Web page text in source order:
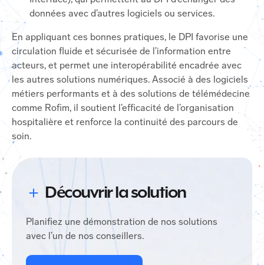
données avec d’autres logiciels ou services.
En appliquant ces bonnes pratiques, le DPI favorise une
circulation fluide et sécurisée de l’information entre
acteurs, et permet une interopérabilité encadrée avec
les autres solutions numériques. Associé à des logiciels
métiers performants et à des solutions de télémédecine
comme Rofim, il soutient l’efficacité de l’organisation
hospitalière et renforce la continuité des parcours de
soin.
Découvrir la solution
Planifiez une démonstration de nos solutions
avec l’un de nos conseillers.